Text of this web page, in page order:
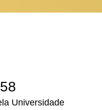
Universidade